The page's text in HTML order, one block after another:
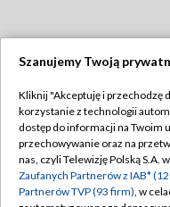
Abonament TVP
Emisja w TVP
Centrum informacji
Szanujemy Twoją
Kliknij "Akceptuję i przechodzę
korzystanie z technologii
dostęp do informacji na Twoim
przechowywanie oraz na
nas, czyli Telewizję Polską S.A.
Zaufanych Partnerów z IAB*
Partnerów TVP (93 firm), w